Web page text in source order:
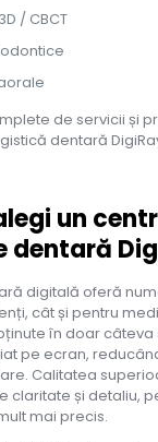
/ CBCT
de servicii și
dentară
un
dentară
digitală oferă
cât și pentru
în doar câteva
pe ecran,
Calitatea
claritate și detaliu,
mai precis.